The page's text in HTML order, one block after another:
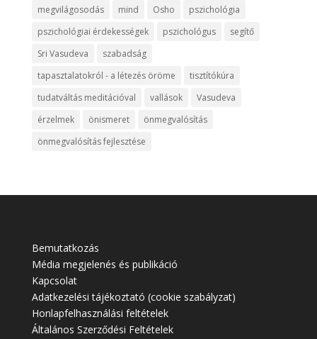
megvilágosodás
mind Osho
pszichológia
pszichológiai érdekességek
pszichológus
segítő
Sri Vasudeva
szabadság
tapasztalatokról - a létezés öröme
tisztítókúra
tudatváltás meditációval
vallások
Vasudeva
érzelmek
önismeret
önmegvalósítás
önmegvalósítás fejlesztése
Bemutatkozás
Média megjelenés és publikáció
Kapcsolat
Adatkezelési tájékoztató (cookie szabályzat)
Honlapfelhasználási feltételek
Általános Szerződési Feltételek